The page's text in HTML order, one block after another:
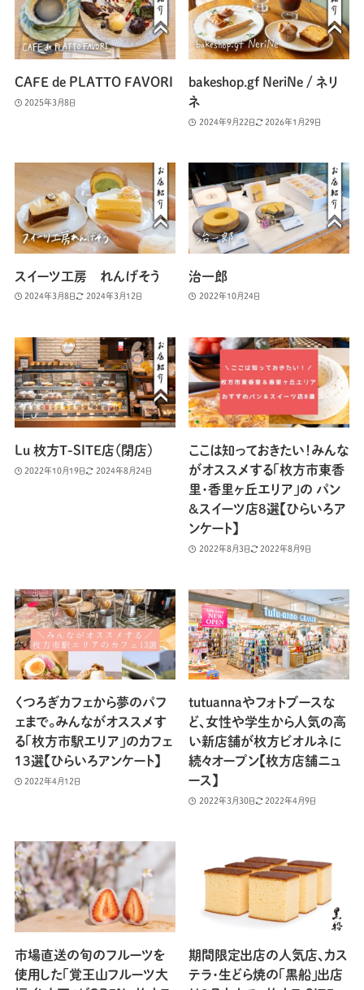
CAFE de PLATTO FAVORI
2025年3月8日
bakeshop.gf NeriNe / ネリ
ネ
2024年9月22日 2026年1月29日
スイーツ工房 れんげそう
2024年3月8日 2024年3月12日
治一郎
2022年10月24日
Lu 枚方T-SITE店（閉店）
2022年10月19日 2024年8月24日
ここは知っておきたい！みんな
がオススメする「枚方市東香
里・香里ヶ丘エリア」の パン
&スイーツ店8選【ひらいろア
ンケート】
2022年8月3日 2022年8月9日
くつろぎカフェから夢のパフ
ェまで。みんながオススメす
る「枚方市駅エリア」のカフェ
13選【ひらいろアンケート】
2022年4月12日
tutuannaやフォトブースな
ど、女性や学生から人気の高
い新店舗が枚方ビオルネに
続々オープン【枚方店舗ニュ
ース】
2022年3月30日 2022年4月9日
市場直送の旬のフルーツを
使用した「覚王山フルーツ大
期間限定出店の人気店、カス
テラ・生どら焼の「黒船」出店